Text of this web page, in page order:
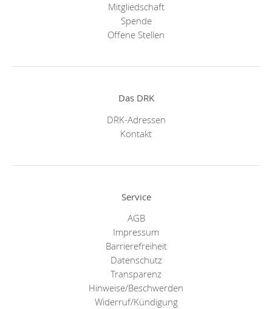
Mitgliedschaft
Spende
Offene Stellen
Das DRK
DRK-Adressen
Kontakt
Service
AGB
Impressum
Barrierefreiheit
Datenschutz
Transparenz
Hinweise/Beschwerden
Widerruf/Kündigung